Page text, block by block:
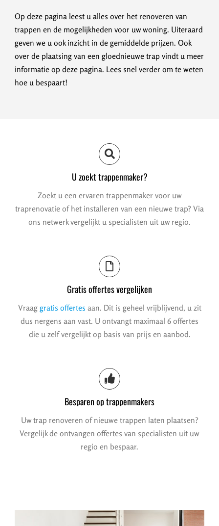
Op deze pagina leest u alles over het renoveren van
trappen en de mogelijkheden voor uw woning. Uiteraard
geven we u ook inzicht in de gemiddelde prijzen. Ook
over de plaatsing van een gloednieuwe trap vindt u meer
informatie op deze pagina. Lees snel verder om te weten
hoe u bespaart!
U zoekt trappenmaker?
Zoekt u een ervaren trappenmaker voor uw
traprenovatie of het installeren van een nieuwe trap? Via
ons netwerk vergelijkt u specialisten uit uw regio.
Gratis offertes vergelijken
Vraag gratis offertes aan. Dit is geheel vrijblijvend, u zit
dus nergens aan vast. U ontvangt maximaal 6 offertes
die u zelf vergelijkt op basis van prijs en aanbod.
Besparen op trappenmakers
Uw trap renoveren of nieuwe trappen laten plaatsen?
Vergelijk de ontvangen offertes van specialisten uit uw
regio en bespaar.